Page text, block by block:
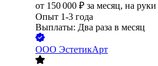
от 150 000 ₽ за месяц, на руки
Опыт 1-3 года
Выплаты: Два раза в месяц
ООО ЭстетикАрт